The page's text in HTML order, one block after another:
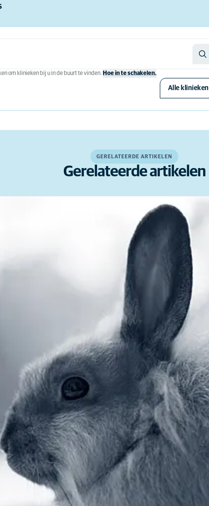
om klinieken bij u in de buurt te vinden. Hoe in te schakelen.
Alle klinieken
GERELATEERDE ARTIKELEN
Gerelateerde artikelen